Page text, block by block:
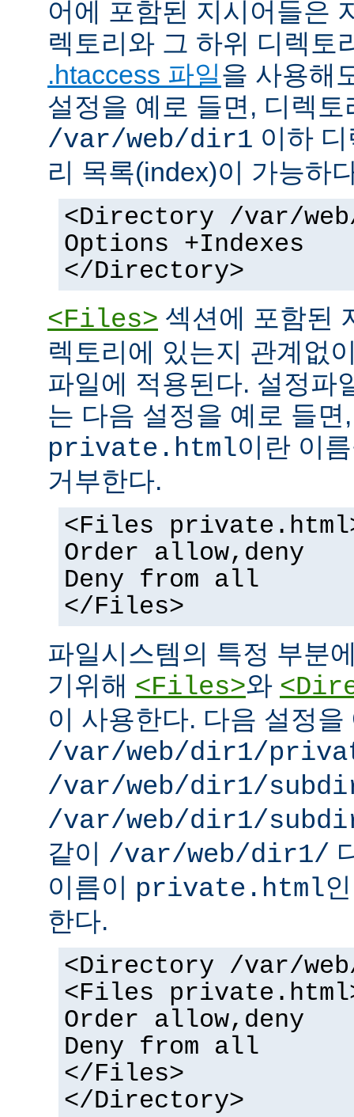
어에 포함된 지시어들은
렉토리와 그 하위 디렉토
.htaccess 파일을 사용해
설정을 예로 들면, 디렉
/var/web/dir1 이하
리 목록(index)이 가능하
<Directory /var/
Options +Indexes
</Directory>
<Files> 섹션에 포함된
렉토리에 있는지 관계없
파일에 적용된다. 설정파
는 다음 설정을 예로 들
private.html이란 이
거부한다.
<Files
Order allow,deny
Deny from all
</Files>
파일시스템의 특정 부분
기위해 <Files>와
이 사용한다. 다음 설정을
/var/web/dir1/
/var/web/dir1/
/var/web/dir1/
같이 /var/web/dir1/
이름이 private.html
한다.
<Directory /var/
<Files
Order allow,deny
Deny from all
</Files>
</Directory>